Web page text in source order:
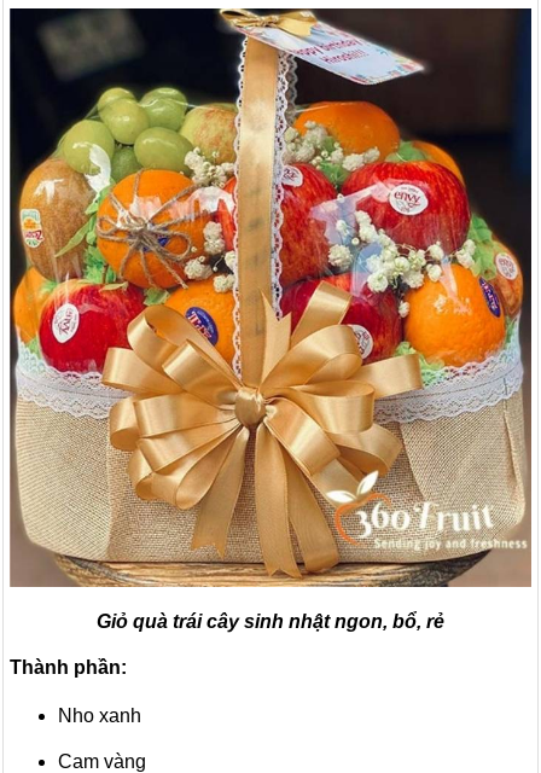
Giỏ quà trái cây sinh nhật ngon, bổ, rẻ
Thành phần:
Nho xanh
Cam vàng